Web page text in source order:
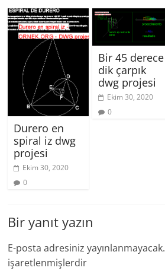
Durero en
spiral iz dwg
projesi
Ekim 30, 2020
0
Bir 45 derece
dik çarpık
dwg projesi
Ekim 30, 2020
0
Bir yanıt yazın
E-posta adresiniz yayınlanmayacak.
işaretlenmişlerdir